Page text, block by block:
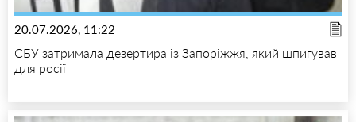
20.07.2026, 11:22
СБУ затримала дезертира із Запоріжжя, який шпигував
для росії